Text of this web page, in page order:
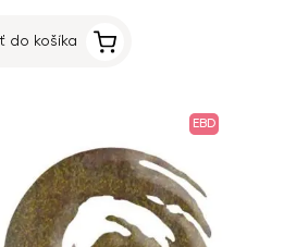
do košíka
EBD